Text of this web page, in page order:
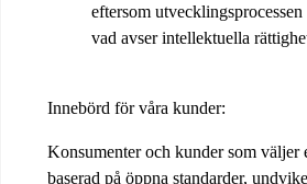
eftersom
vad avser intellektuella
Innebörd för våra kunder:
Konsumenter och kunder som väljer
baserad på öppna standarder,